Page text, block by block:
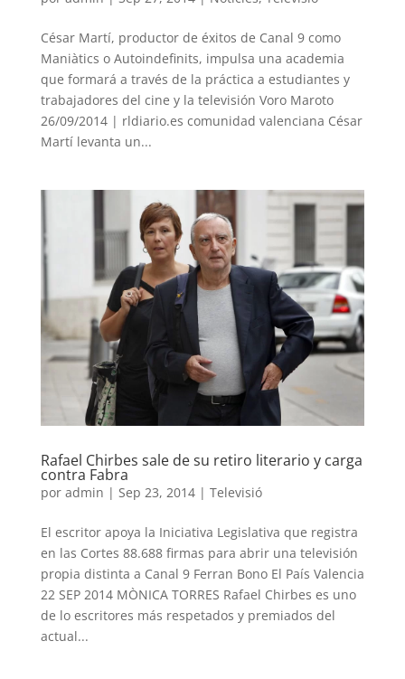
César Martí, productor de éxitos de Canal 9 como
Maniàtics o Autoindefinits, impulsa una academia
que formará a través de la práctica a estudiantes y
trabajadores del cine y la televisión Voro Maroto
26/09/2014 | rldiario.es comunidad valenciana César
Martí levanta un...
Rafael Chirbes sale de su retiro literario y carga
contra Fabra
por admin | Sep 23, 2014| Televisió
El escritor apoya la Iniciativa Legislativa que registra
en las Cortes 88.688 firmas para abrir una televisión
propia distinta a Canal 9 Ferran Bono El País Valencia
22 SEP 2014 MÒNICA TORRES Rafael Chirbes es uno
de lo escritores más respetados y premiados del
actual...